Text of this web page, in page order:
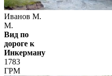
Иванов М.
М.
Вид по
дороге к
Инкерману
1783
ГРМ